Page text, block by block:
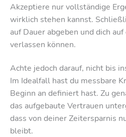
Akzeptiere nur vollständige
wirklich stehen kannst.
auf Dauer abgeben und dich
verlassen können.
Achte jedoch darauf, nicht bis
Im Idealfall hast du messbare
Beginn an definiert hast. Zu
das aufgebaute Vertrauen
dass von deiner Zeitersparnis
bleibt.